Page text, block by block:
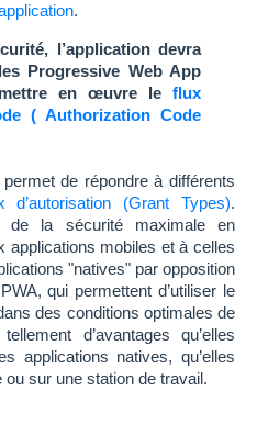
.
l’application devra
Progressive Web App
en œuvre le flux
( Authorization Code
de répondre à différents
d’autorisation (Grant Types).
de la sécurité maximale en
applications mobiles et à celles
"natives" par opposition
qui permettent d’utiliser le
des conditions optimales de
d’avantages qu’elles
applications natives, qu’elles
sur une station de travail.